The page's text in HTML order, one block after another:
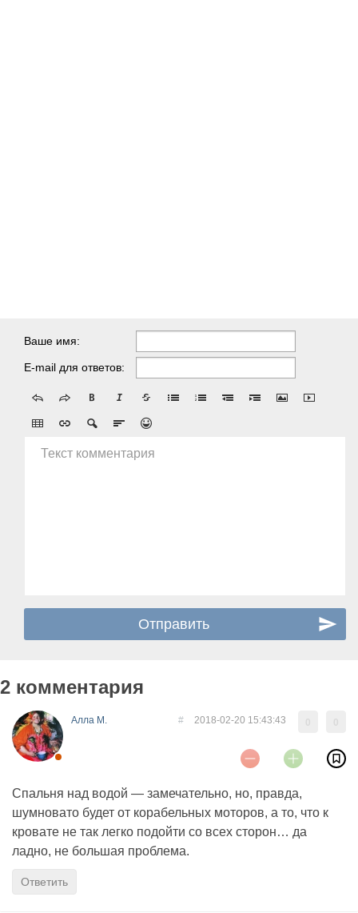
Ваше имя:
E-mail для ответов:
Текст комментария
2 комментария
Алла М. 2018-02-20 15:43:43
#
Спальня над водой — замечательно, но, правда,
шумновато будет от корабельных моторов, а то, что к
кровате не так легко подойти со всех сторон… да
ладно, не большая проблема.
Ответить